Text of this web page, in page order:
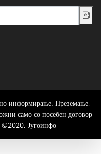
информирање. Преземање,
само со посебен договор
©2020, Југоинфо